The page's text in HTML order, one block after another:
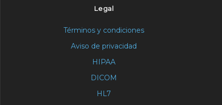
Legal
Términos y condiciones
Aviso de privacidad
HIPAA
DICOM
HL7